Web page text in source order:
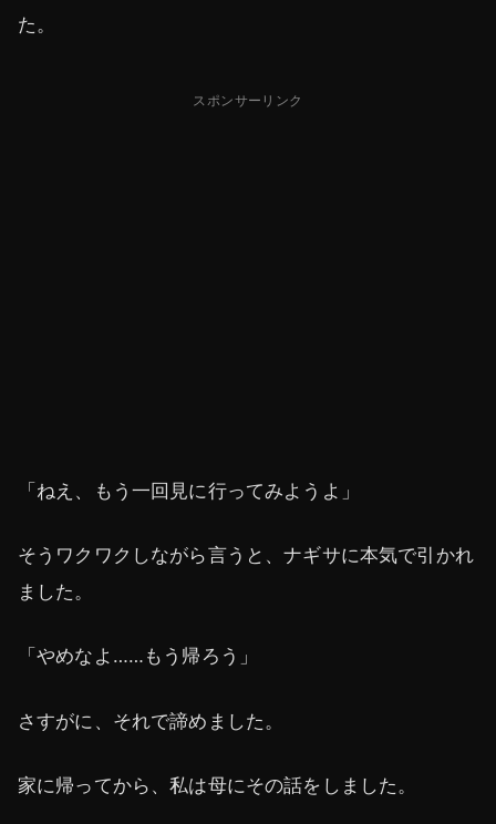
た。
スポンサーリンク
「ねえ、もう一回見に行ってみようよ」
そうワクワクしながら言うと、ナギサに本気で引かれ
ました。
「やめなよ……もう帰ろう」
さすがに、それで諦めました。
家に帰ってから、私は母にその話をしました。